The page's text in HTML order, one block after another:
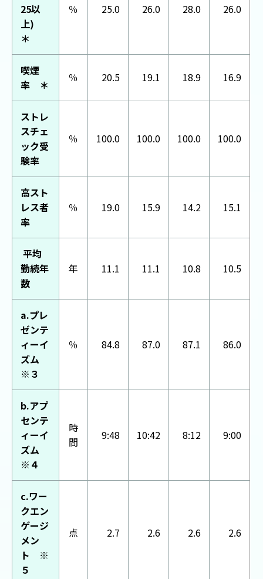
25以
上)
＊
％ 25.0 26.0 28.0 26.0
喫煙
率 ＊
％ 20.5 19.1 18.9 16.9
ストレ
スチェ
ック受
験率
％ 100.0 100.0 100.0 100.0
高スト
レス者
率
％ 19.0 15.9 14.2 15.1
平均
勤続年
数
年 11.1 11.1 10.8 10.5
a.プレ
ゼンテ
ィーイ
ズム
※３
％ 84.8 87.0 87.1 86.0
b.アプ
センテ
ィーイ
ズム
※４
時
間
9:48 10:42 8:12 9:00
c.ワー
クエン
ゲージ
メン
ト ※
５
点 2.7 2.6 2.6 2.6